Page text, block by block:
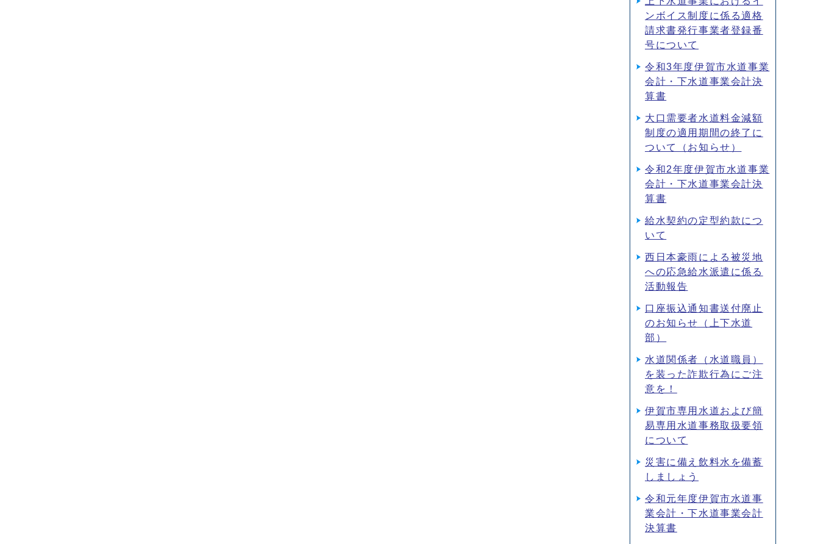
ンボイス制度に係る適格
請求書発行事業者登録番
号について
令和3年度伊賀市水道事業
会計・下水道事業会計決
算書
大口需要者水道料金減額
制度の適用期間の終了に
ついて（お知らせ）
令和2年度伊賀市水道事業
会計・下水道事業会計決
算書
給水契約の定型約款につ
いて
西日本豪雨による被災地
への応急給水派遣に係る
活動報告
口座振込通知書送付廃止
のお知らせ（上下水道
部）
水道関係者（水道職員）
を装った詐欺行為にご注
意を！
伊賀市専用水道および簡
易専用水道事務取扱要領
について
災害に備え飲料水を備蓄
しましょう
令和元年度伊賀市水道事
業会計・下水道事業会計
決算書